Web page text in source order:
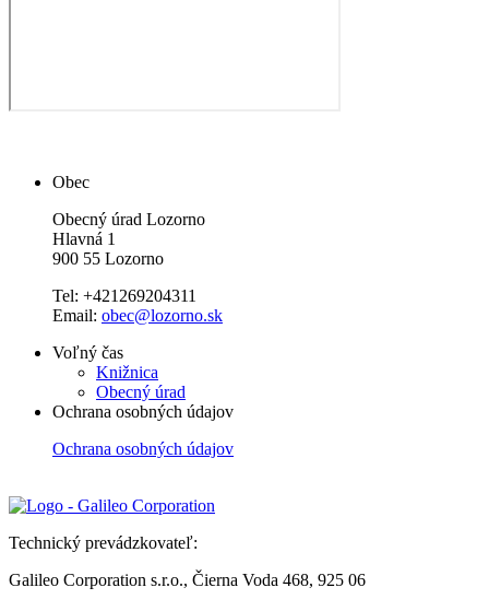
Obec
Obecný úrad Lozorno
Hlavná 1
900 55 Lozorno
Tel: +421269204311
Email: obec@lozorno.sk
Voľný čas
Knižnica
Obecný úrad
Ochrana osobných údajov
Ochrana osobných údajov
Technický prevádzkovateľ:
Galileo Corporation s.r.o., Čierna Voda 468, 925 06